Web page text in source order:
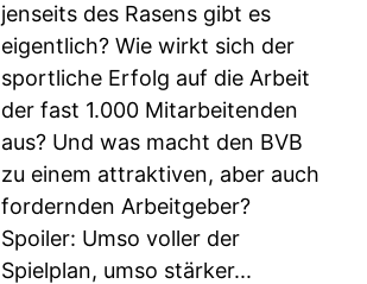
jenseits des Rasens gibt es
eigentlich? Wie wirkt sich der
sportliche Erfolg auf die Arbeit
der fast 1.000 Mitarbeitenden
aus? Und was macht den BVB
zu einem attraktiven, aber auch
fordernden Arbeitgeber?
Spoiler: Umso voller der
Spielplan, umso stärker...